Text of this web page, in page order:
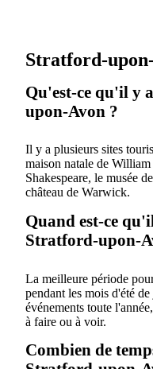
Stratford-
Qu'est-ce qu'il y
upon-Avon ?
Il y a plusieurs sites
maison natale de
Shakespeare, le musée
château de Warwick.
Quand est-ce
Stratford-upon-
La meilleure période
pendant les mois d'été
événements toute
à faire ou à voir.
Combien de